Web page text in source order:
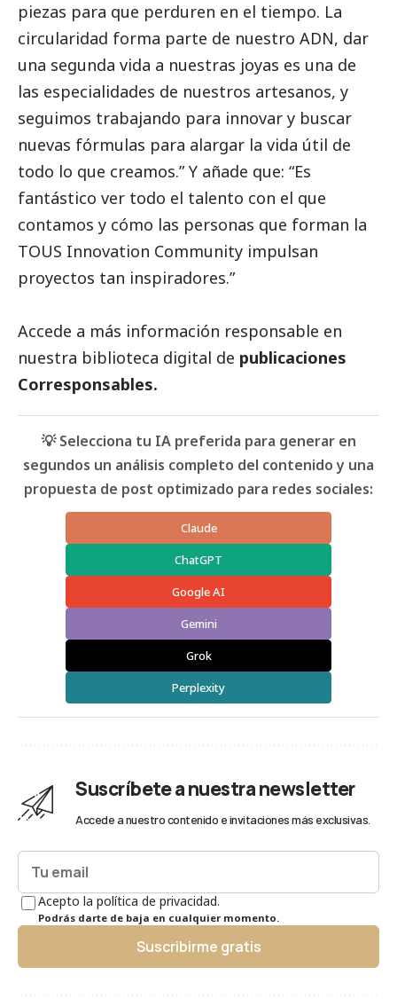
piezas para que perduren en el tiempo. La
circularidad forma parte de nuestro ADN, dar
una segunda vida a nuestras joyas es una de
las especialidades de nuestros artesanos, y
seguimos trabajando para innovar y buscar
nuevas fórmulas para alargar la vida útil de
todo lo que creamos.” Y añade que: “Es
fantástico ver todo el talento con el que
contamos y cómo las personas que forman la
TOUS Innovation Community impulsan
proyectos tan inspiradores.”
Accede a más información responsable en
nuestra biblioteca digital de publicaciones
Corresponsables.
💡 Selecciona tu IA preferida para generar en
segundos un análisis completo del contenido y una
propuesta de post optimizado para redes sociales:
Claude
ChatGPT
Google AI
Gemini
Grok
Perplexity
Suscríbete a nuestra newsletter
Accede a nuestro contenido e invitaciones más exclusivas.
Acepto la política de privacidad.
Podrás darte de baja en cualquier momento.
Suscribirme gratis